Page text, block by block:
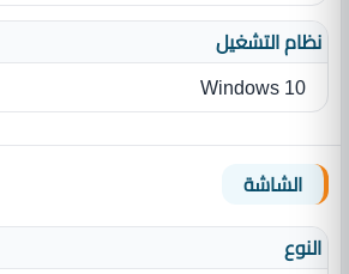
نظام التشغيل
Windows 10
الشاشة
النوع